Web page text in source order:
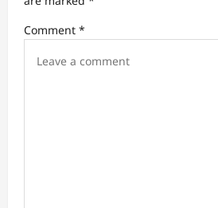
i
Comment *